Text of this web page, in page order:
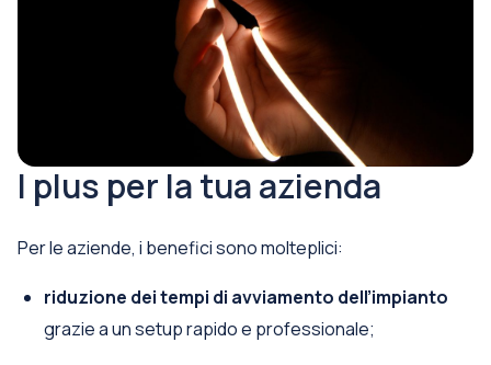
I plus per la tua azienda
Per le aziende, i benefici sono molteplici:
riduzione dei tempi di avviamento dell’impianto
grazie a un setup rapido e professionale;